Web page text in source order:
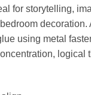
for storytelling,
decoration.
using metal
logical